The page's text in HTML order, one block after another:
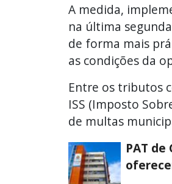
A medida,
na última
de forma mais
as condições da
Entre os tributos
ISS (Imposto
de multas
PAT de